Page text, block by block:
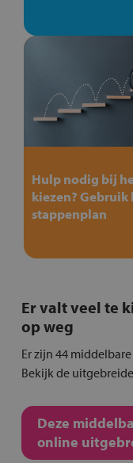
Hulp nodig bij
kiezen? Gebruik
stappenplan
Er valt veel te
op weg
Er zijn 44
Bekijk de
Deze
online